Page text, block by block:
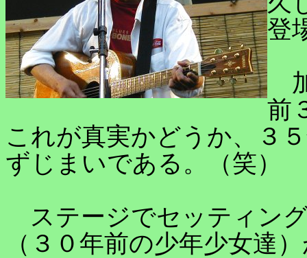
登
前
これが真実かどうか、３
ずじまいである。（笑）
ステージでセッティン
（３０年前の少年少女達